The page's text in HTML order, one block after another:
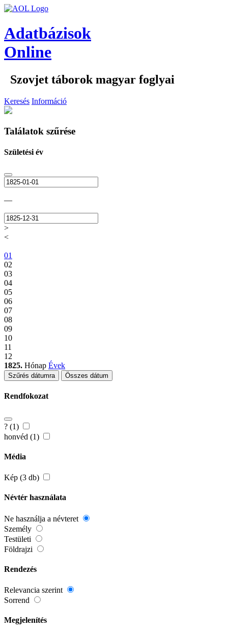
Adatbázisok
Online
Szovjet táborok magyar foglyai
Keresés Információ
Találatok szűrése
Születési év
—
>
<
01
02
03
04
05
06
07
08
09
10
11
12
1825. Hónap Évek
Szűrés dátumra Összes dátum
Rendfokozat
? (1)
honvéd (1)
Média
Kép (3 db)
Névtér használata
Ne használja a névteret
Személy
Testületi
Földrajzi
Rendezés
Relevancia szerint
Sorrend
Megjelenítés